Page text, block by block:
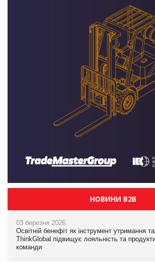
НОВИНИ B2B
03 березня 2026
Освітній бенефіт як інструмент утримання
ThinkGlobal підвищує лояльність та
команди